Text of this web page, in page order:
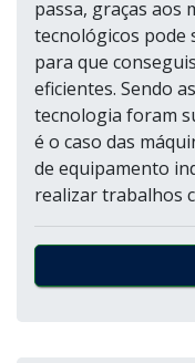
passa, graças aos
tecnológicos pode
para que
eficientes. Sendo
tecnologia foram
é o caso das
de equipamento
realizar trabalhos